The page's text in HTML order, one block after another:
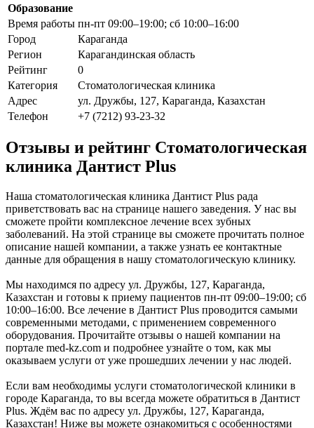
Образование
Время работы пн-пт 09:00–19:00; сб 10:00–16:00
Город
Караганда
Регион
Карагандинская область
Рейтинг
0
Категория
Стоматологическая клиника
Адрес
ул. Дружбы, 127, Караганда, Казахстан
Телефон
+7 (7212) 93-23-32
Отзывы и рейтинг Стоматологическая
клиника Дантист Plus
Наша стоматологическая клиника Дантист Plus рада
приветствовать вас на странице нашего заведения. У нас вы
сможете пройти комплексное лечение всех зубных
заболеваний. На этой странице вы сможете прочитать полное
описание нашей компании, а также узнать ее контактные
данные для обращения в нашу стоматологическую клинику.
Мы находимся по адресу ул. Дружбы, 127, Караганда,
Казахстан и готовы к приему пациентов пн-пт 09:00–19:00; сб
10:00–16:00. Все лечение в Дантист Plus проводится самыми
современными методами, с применением современного
оборудования. Прочитайте отзывы о нашей компании на
портале med-kz.com и подробнее узнайте о том, как мы
оказываем услуги от уже прошедших лечении у нас людей.
Если вам необходимы услуги стоматологической клиники в
городе Караганда, то вы всегда можете обратиться в Дантист
Plus. Ждём вас по адресу ул. Дружбы, 127, Караганда,
Казахстан! Ниже вы можете ознакомиться с особенностями